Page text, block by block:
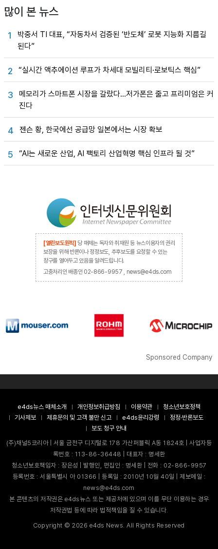
많이 본 뉴스
1
박중서 TI 대표, “자동차서 검증된 ‘반도체’ 로봇 지능화 지름길
된다”
2 “실시간 액추에이션 루프가 차세대 모빌리티·로보틱스 핵심”
3
메모리가 스마트폰 시장을 갈랐다…저가폰은 줄고 프리미엄은 커
진다
4 젠슨 황, 한국에선 공급망 일본에서는 시장 확보
5 “AI는 새로운 산업, AI 팩토리 산업혁명 핵심 인프라 될 것”
[열린보도원칙] 당 매체는 독자와 취재원 등 뉴스이용자의 권리
보장을 위해 반론이나 정정보도, 추후보도를 요청할 수 있는
창구를 열어두고 있음을 알려드립니다.
고충처리인 배종인 02-866-9957 , news@e4ds.com
Sponsored Company
e4ds뉴스 매체소개 개인정보취급방침 이용약관
청소년보호정책
기사제보
제휴문의 및 고객 불만 신고 e4ds윤리강령
정정·반론보도
보도 청구 안내
(주)채널5코리아 | 서울 금천구 디지털로 178 가산퍼블릭 A동 1824호 | 사업자등
록번호 : 113-86-36448 | 대표자 : 명세환
청소년보호책임자 : 장은성 | 발행인, 편집인 : 명세환 | 전화 : 02-866-9957
등록번호 : 서울특별시 아 01366 | 등록일 : 2010년 10월 40일 | 제보메일 :
news@e4ds.com
본 콘텐츠의 저작권은 e4ds뉴스 또는 제공처에 있으며 이를 무단 이용하는 경우
저작권법 등에 따라 법적책임을 질 수 있습니다.
Copyright ©2026 e4ds News. All Rights Reserved